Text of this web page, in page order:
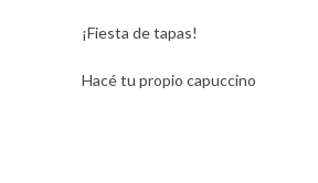
¡Fiesta de tapas!
Hacé tu propio capuccino